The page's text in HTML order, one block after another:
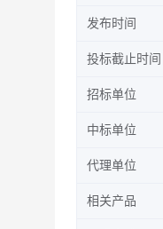
发布时间
投标截止时间
招标单位
中标单位
代理单位
相关产品